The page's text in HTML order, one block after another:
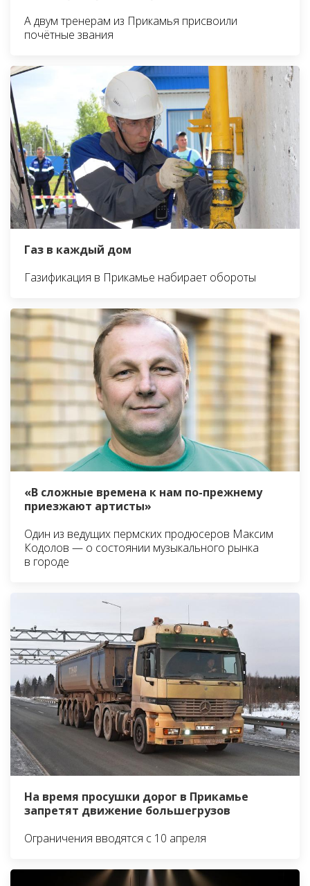
А двум тренерам из Прикамья присвоили
почётные звания
Газ в каждый дом
Газификация в Прикамье набирает обороты
«В сложные времена к нам по-прежнему
приезжают артисты»
Один из ведущих пермских продюсеров Максим
Кодолов — о состоянии музыкального рынка
в городе
На время просушки дорог в Прикамье
запретят движение большегрузов
Ограничения вводятся с 10 апреля